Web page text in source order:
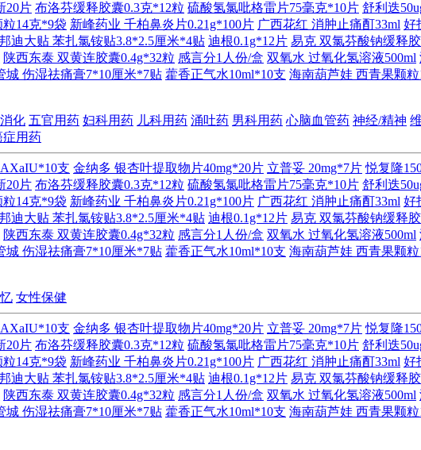
20片 布洛芬缓释胶囊0.3克*12粒 硫酸氢氯吡格雷片75毫克*10片 舒利迭
14克*9袋 新峰药业 千柏鼻炎片0.21g*100片 广西花红 消肿止痛酊33ml 好
迪大贴 苯扎氯铵贴3.8*2.5厘米*4贴 迪根0.1g*12片 易克 双氯芬酸钠缓释
陕西东泰 双黄连胶囊0.4g*32粒 感言分1人份/盒 双氧水 过氧化氢溶液500ml
城 伤湿祛痛膏7*10厘米*7贴 藿香正气水10ml*10支 海南葫芦娃 西青果颗粒
化 五官用药 妇科用药 儿科用药 涌吐药 男科用药 心脑血管药 神经/精神
症用药
支 金纳多 银杏叶提取物片40mg*20片 立普妥 20mg*7片 悦复隆
20片 布洛芬缓释胶囊0.3克*12粒 硫酸氢氯吡格雷片75毫克*10片 舒利迭
14克*9袋 新峰药业 千柏鼻炎片0.21g*100片 广西花红 消肿止痛酊33ml 好
迪大贴 苯扎氯铵贴3.8*2.5厘米*4贴 迪根0.1g*12片 易克 双氯芬酸钠缓释
陕西东泰 双黄连胶囊0.4g*32粒 感言分1人份/盒 双氧水 过氧化氢溶液500ml
城 伤湿祛痛膏7*10厘米*7贴 藿香正气水10ml*10支 海南葫芦娃 西青果颗粒
女性保健
支 金纳多 银杏叶提取物片40mg*20片 立普妥 20mg*7片 悦复隆
20片 布洛芬缓释胶囊0.3克*12粒 硫酸氢氯吡格雷片75毫克*10片 舒利迭
14克*9袋 新峰药业 千柏鼻炎片0.21g*100片 广西花红 消肿止痛酊33ml 好
迪大贴 苯扎氯铵贴3.8*2.5厘米*4贴 迪根0.1g*12片 易克 双氯芬酸钠缓释
陕西东泰 双黄连胶囊0.4g*32粒 感言分1人份/盒 双氧水 过氧化氢溶液500ml
城 伤湿祛痛膏7*10厘米*7贴 藿香正气水10ml*10支 海南葫芦娃 西青果颗粒